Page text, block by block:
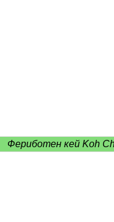
Фериботен кей Koh